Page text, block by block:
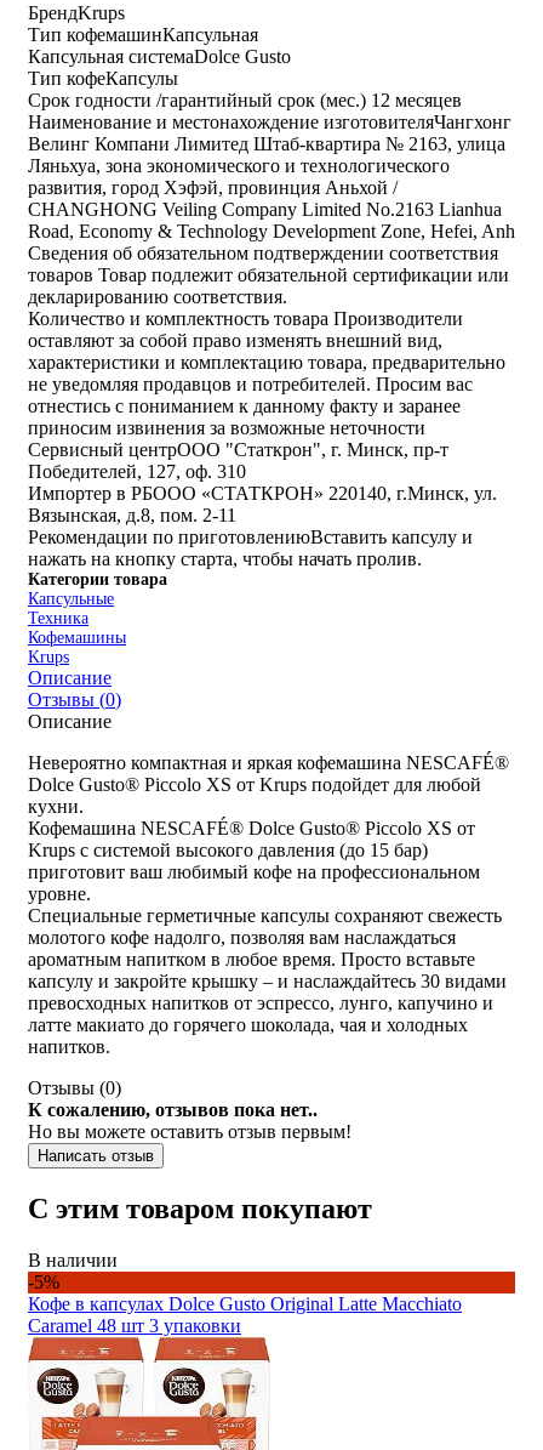
БрендKrups
Тип кофемашинКапсульная
Капсульная системаDolce Gusto
Тип кофеКапсулы
Срок годности /гарантийный срок (мес.) 12 месяцев
Наименование и местонахождение изготовителяЧангхонг
Велинг Компани Лимитед Штаб-квартира № 2163, улица
Ляньхуа, зона экономического и технологического
развития, город Хэфэй, провинция Аньхой /
CHANGHONG Veiling Company Limited No.2163 Lianhua
Road, Economy & Technology Development Zone, Hefei, Anh
Сведения об обязательном подтверждении соответствия
товаров Товар подлежит обязательной сертификации или
декларированию соответствия.
Количество и комплектность товара Производители
оставляют за собой право изменять внешний вид,
характеристики и комплектацию товара, предварительно
не уведомляя продавцов и потребителей. Просим вас
отнестись с пониманием к данному факту и заранее
приносим извинения за возможные неточности
Cервисный центрООО "Статкрон", г. Минск, пр-т
Победителей, 127, оф. 310
Импортер в РБООО «СТАТКРОН» 220140, г.Минск, ул.
Вязынская, д.8, пом. 2-11
Рекомендации по приготовлениюВставить капсулу и
нажать на кнопку старта, чтобы начать пролив.
Категории товара
Капсульные
Техника
Кофемашины
Krups
Описание
Отзывы (0)
Описание
Невероятно компактная и яркая кофемашина NESCAFÉ®
Dolce Gusto® Piccolo XS от Krups подойдет для любой
кухни.
Кофемашина NESCAFÉ® Dolce Gusto® Piccolo XS от
Krups с системой высокого давления (до 15 бар)
приготовит ваш любимый кофе на профессиональном
уровне.
Специальные герметичные капсулы сохраняют свежесть
молотого кофе надолго, позволяя вам наслаждаться
ароматным напитком в любое время. Просто вставьте
капсулу и закройте крышку – и наслаждайтесь 30 видами
превосходных напитков от эспрессо, лунго, капучино и
латте макиато до горячего шоколада, чая и холодных
напитков.
Отзывы (0)
К сожалению, отзывов пока нет..
Но вы можете оставить отзыв первым!
Написать отзыв
С этим товаром покупают
В наличии
-5%
Кофе в капсулах Dolce Gusto Original Latte Macchiato
Caramel 48 шт 3 упаковки